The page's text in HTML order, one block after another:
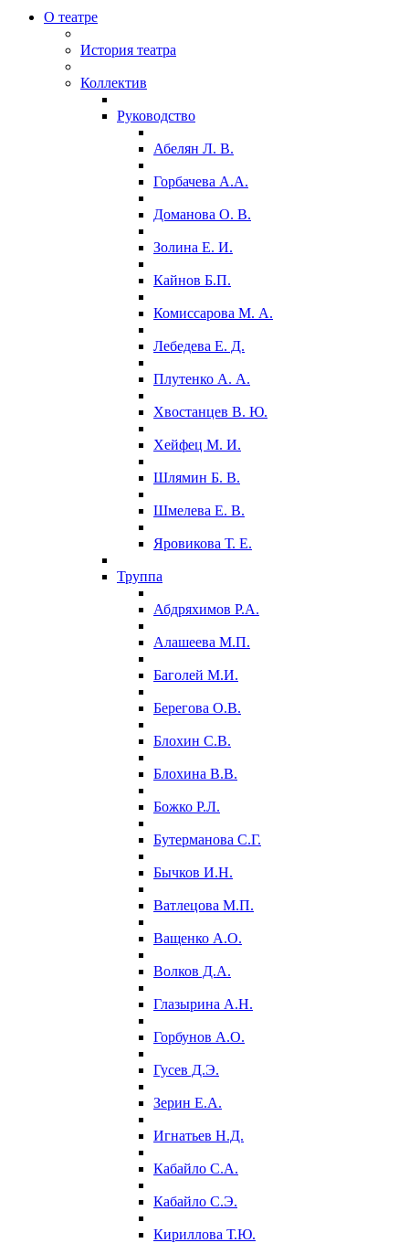
О театре
История театра
Коллектив
Руководство
Абелян Л. В.
Горбачева А.А.
Доманова О. В.
Золина Е. И.
Кайнов Б.П.
Комиссарова М. А.
Лебедева Е. Д.
Плутенко А. А.
Хвостанцев В. Ю.
Хейфец М. И.
Шлямин Б. В.
Шмелева Е. В.
Яровикова Т. Е.
Труппа
Абдряхимов Р.А.
Алашеева М.П.
Баголей М.И.
Берегова О.В.
Блохин С.В.
Блохина В.В.
Божко Р.Л.
Бутерманова С.Г.
Бычков И.Н.
Ватлецова М.П.
Ващенко А.О.
Волков Д.А.
Глазырина А.Н.
Горбунов А.О.
Гусев Д.Э.
Зерин Е.А.
Игнатьев Н.Д.
Кабайло С.А.
Кабайло С.Э.
Кириллова Т.Ю.